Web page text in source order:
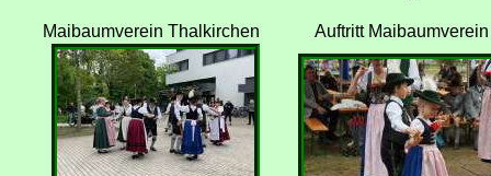
Maibaumverein Thalkirchen Auftritt Maibaumverein